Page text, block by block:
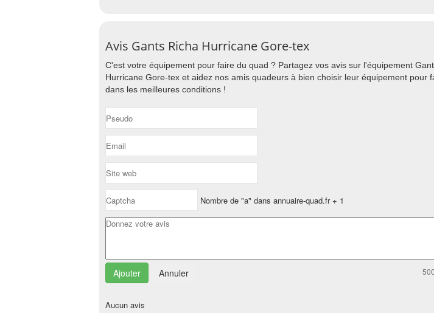
Avis Gants Richa Hurricane Gore-tex
C'est votre équipement pour faire du quad ? Partagez vos avis sur l'équipement
Hurricane Gore-tex et aidez nos amis quadeurs à bien choisir leur équipement pour
dans les meilleures conditions !
Nombre de "a" dans annuaire-quad.fr + 1
Annuler 500
Aucun avis